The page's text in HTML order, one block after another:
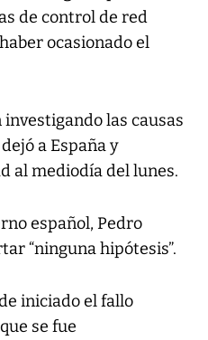
de control de red
ocasionado el
las causas
a España y
al mediodía del lunes.
español, Pedro
“ninguna hipótesis”.
iniciado el fallo
se fue